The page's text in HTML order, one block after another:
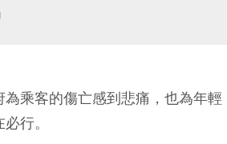
乘客的傷亡感到悲痛，也為年輕
行。